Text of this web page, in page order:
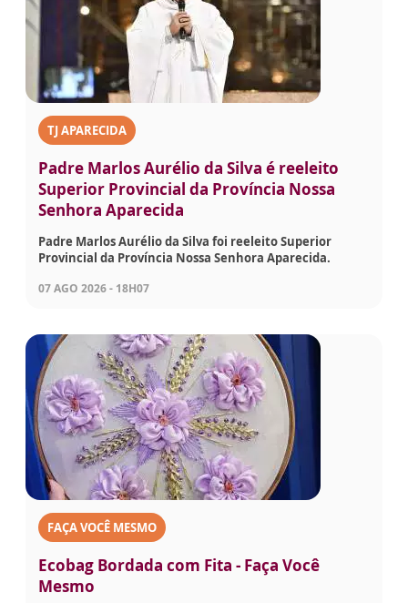
TJ APARECIDA
Padre Marlos Aurélio da Silva é reeleito
Superior Provincial da Província Nossa
Senhora Aparecida
Padre Marlos Aurélio da Silva foi reeleito Superior
Provincial da Província Nossa Senhora Aparecida.
07 AGO 2026 - 18H07
FAÇA VOCÊ MESMO
Ecobag Bordada com Fita - Faça Você
Mesmo